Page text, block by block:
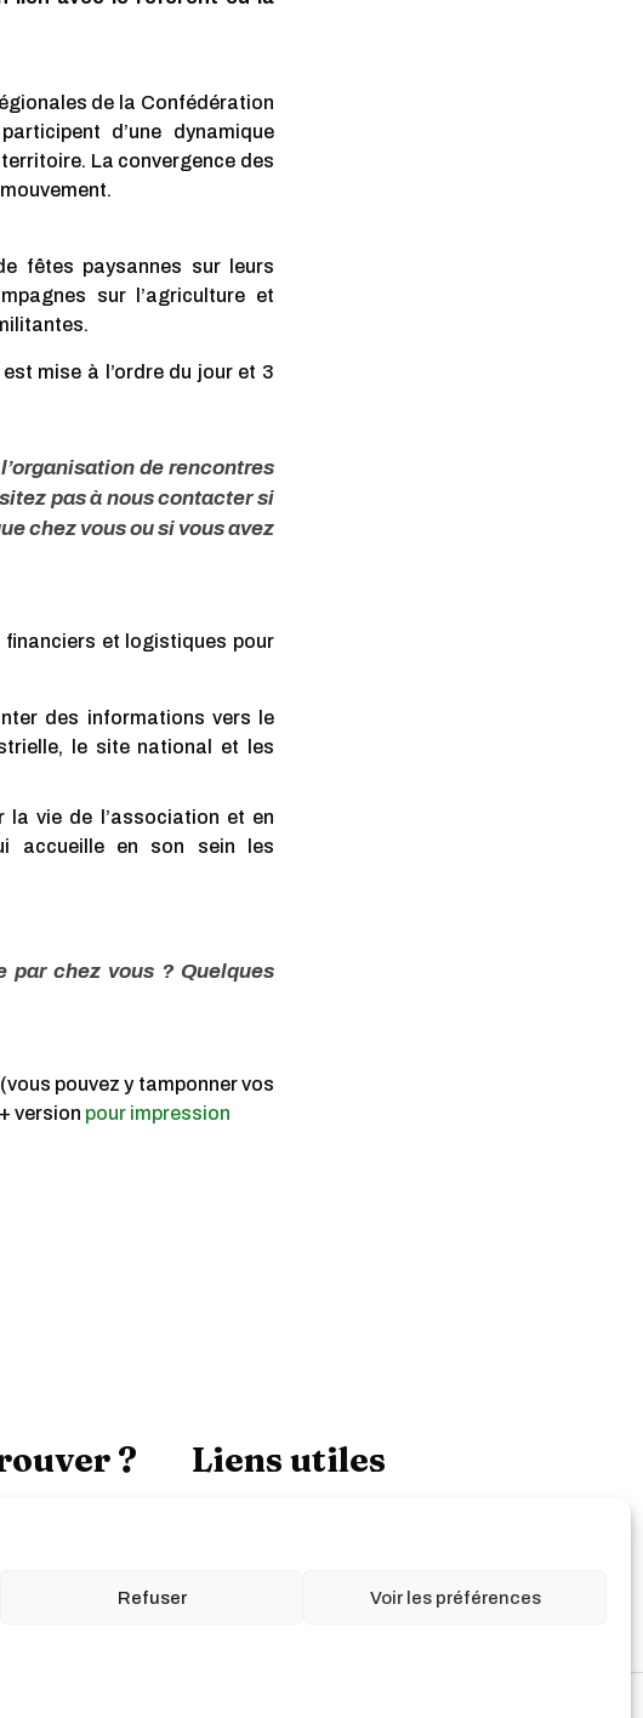
Refuser Voir les préférences
de la Confédération
d’une dynamique
La convergence des
fêtes paysannes sur leurs
sur l’agriculture et
mise à l’ordre du jour et 3
de rencontres
pas à nous contacter si
chez vous ou si vous avez
financiers et logistiques pour
des informations vers le
le site national et les
la vie de l’association et en
accueille en son sein les
par chez vous ? Quelques
pouvez y tamponner vos
+ version pour impression
? Liens utiles